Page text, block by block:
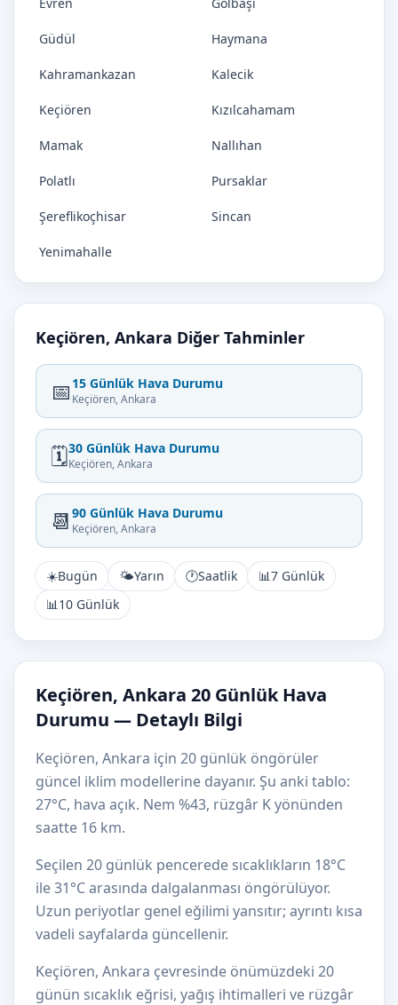
Güdül Haymana
Kahramankazan Kalecik
Keçiören Kızılcahamam
Mamak Nallıhan
Polatlı Pursaklar
Şereflikoçhisar Sincan
Yenimahalle
Keçiören, Ankara Diğer Tahminler
📅 15 Günlük Hava Durumu
Keçiören, Ankara
🗓️30 Günlük Hava Durumu
Keçiören, Ankara
📆 90 Günlük Hava Durumu
Keçiören, Ankara
☀️Bugün 🌤️Yarın 🕐Saatlik 📊7 Günlük
📊10 Günlük
Keçiören, Ankara 20 Günlük Hava
Durumu — Detaylı Bilgi
Keçiören, Ankara için 20 günlük öngörüler
güncel iklim modellerine dayanır. Şu anki tablo:
27°C, hava açık. Nem %43, rüzgâr K yönünden
saatte 16 km.
Seçilen 20 günlük pencerede sıcaklıkların 18°C
ile 31°C arasında dalgalanması öngörülüyor.
Uzun periyotlar genel eğilimi yansıtır; ayrıntı kısa
vadeli sayfalarda güncellenir.
Keçiören, Ankara çevresinde önümüzdeki 20
günün sıcaklık eğrisi, yağış ihtimalleri ve rüzgâr